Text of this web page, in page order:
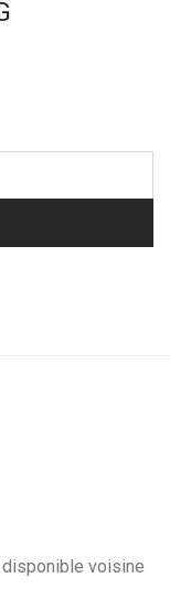
voisine